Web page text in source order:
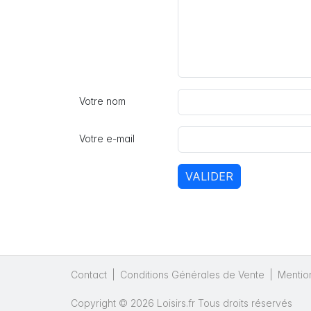
Votre nom
Votre e-mail
VALIDER
Contact Conditions Générales de Vente
Copyright © 2026 Loisirs.fr Tous droits réservés